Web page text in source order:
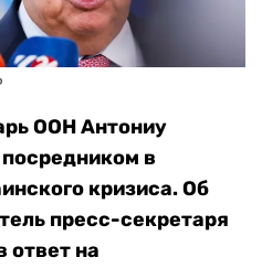
ООН Антониу
в
кризиса. Об
пресс-секретаря
ответ на